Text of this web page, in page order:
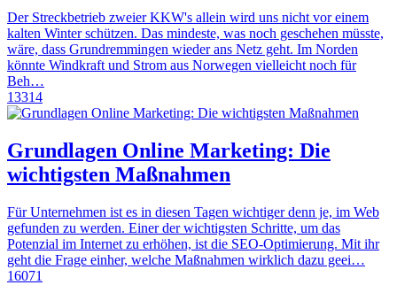
Der Streckbetrieb zweier KKW's allein wird uns nicht vor einem
kalten Winter schützen. Das mindeste, was noch geschehen müsste,
wäre, dass Grundremmingen wieder ans Netz geht. Im Norden
könnte Windkraft und Strom aus Norwegen vielleicht noch für
Beh…
13314
Grundlagen Online Marketing: Die
wichtigsten Maßnahmen
Für Unternehmen ist es in diesen Tagen wichtiger denn je, im Web
gefunden zu werden. Einer der wichtigsten Schritte, um das
Potenzial im Internet zu erhöhen, ist die SEO-Optimierung. Mit ihr
geht die Frage einher, welche Maßnahmen wirklich dazu geei…
16071